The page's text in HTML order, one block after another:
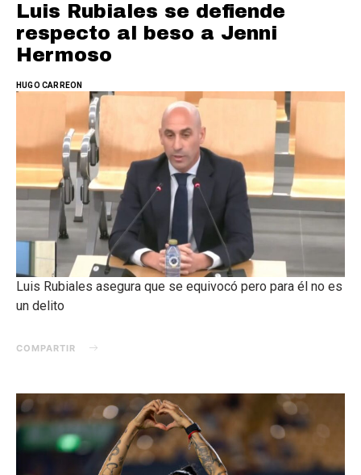
Luis Rubiales se defiende
respecto al beso a Jenni
Hermoso
HUGO CARREON
Luis Rubiales asegura que se equivocó pero para él no es
un delito
COMPARTIR